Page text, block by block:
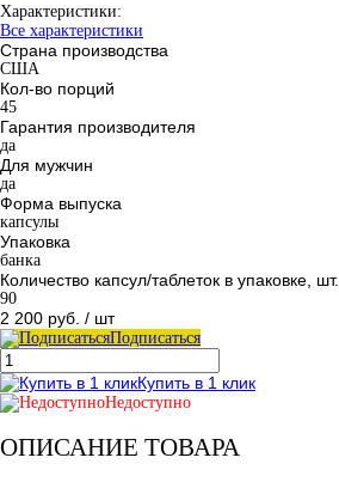
Характеристики:
Все характеристики
Страна производства
США
Кол-во порций
45
Гарантия производителя
да
Для мужчин
да
Форма выпуска
капсулы
Упаковка
банка
Количество капсул/таблеток в упаковке, шт.
90
2 200 руб. / шт
Подписаться
Купить в 1 клик
Недоступно
ОПИСАНИЕ ТОВАРА